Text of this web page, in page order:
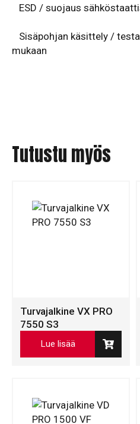
ESD / suojaus
Sisäpohjan käsittely /
mukaan
Tutustu myös
Turvajalkine VX PRO
7550 S3
Lue lisää